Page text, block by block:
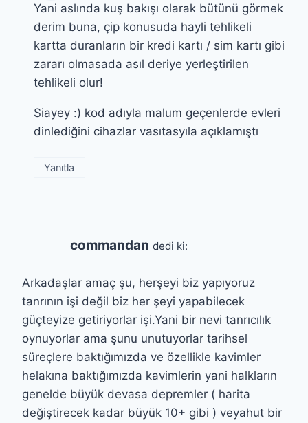
Yani aslında kuş bakışı olarak bütünü görmek
derim buna, çip konusuda hayli tehlikeli
kartta duranların bir kredi kartı / sim kartı gibi
zararı olmasada asıl deriye yerleştirilen
tehlikeli olur!
Siayey :) kod adıyla malum geçenlerde evleri
dinlediğini cihazlar vasıtasyıla açıklamıştı
Yanıtla
commandan dedi ki:
Arkadaşlar amaç şu, herşeyi biz yapıyoruz
tanrının işi değil biz her şeyi yapabilecek
güçteyize getiriyorlar işi.Yani bir nevi tanrıcılık
oynuyorlar ama şunu unutuyorlar tarihsel
süreçlere baktığımızda ve özellikle kavimler
helakına baktığımızda kavimlerin yani halkların
genelde büyük devasa depremler ( harita
değiştirecek kadar büyük 10+ gibi ) veyahut bir